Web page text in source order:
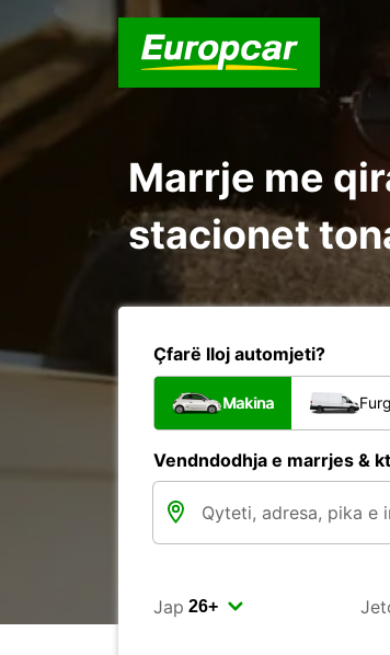
Marrje me
stacionet
Çfarë lloj automjeti?
Makina
Vendndodhja e marrjes &
Jap